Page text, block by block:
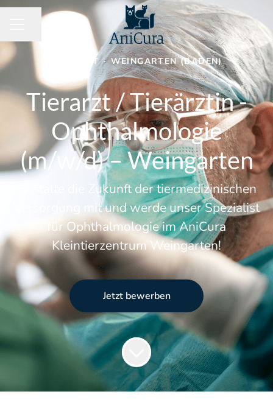
TIERARZT · WEINGARTEN (BADEN)
Tierarzt / Tierärztin -
Ophthalmologie
(m/w/d) – Weingarten
Gestalte die Zukunft der tiermedizinischen
Versorgung mit und werde unser Spezialist
für Ophthalmologie im AniCura
Kleintierzentrum Weingarten!
Jetzt bewerben